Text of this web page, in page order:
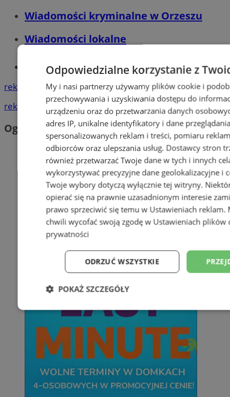
Wiadomości kryminalne w Orzeszu
Wiadomości lokalne
Tworzenie stron www - Orzesze
reklama
reklama
Ogłoszenia
Odpowiedzialne korzystanie z
My i nasi partnerzy używamy plików cookie i
przechowywania i uzyskiwania dostępu do
urządzeniu oraz do przetwarzania danych
adres IP, unikalne identyfikatory i dane
spersonalizowanych reklam i treści, pomiaru
odbiorców oraz ulepszania usług. Dostawcy stron
również przetwarzać Twoje dane w tych i innych
wykorzystywać precyzyjne dane geolokalizacyjne i
Twoje wybory dotyczą wyłącznie tej witryny.
opierać się na prawnie uzasadnionym interesie
prawo sprzeciwić się temu w Ustawieniach reklam.
chwili wycofać swoją zgodę w Ustawieniach plików
prywatności
ODRZUĆ WSZYSTKIE
POKAŻ SZCZEGÓŁY
Niezbędne Wydajność
Niesklasyfikowane